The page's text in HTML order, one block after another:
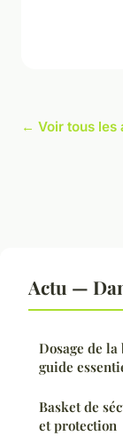
← Voir tous les
Actu —
Dosage de
guide
Basket de
et protection